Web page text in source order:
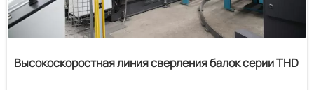
Высокоскоростная линия сверления балок серии THD